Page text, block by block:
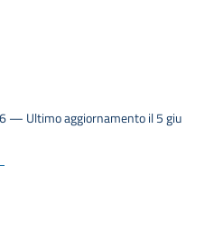
— Ultimo aggiornamento il 5 giu